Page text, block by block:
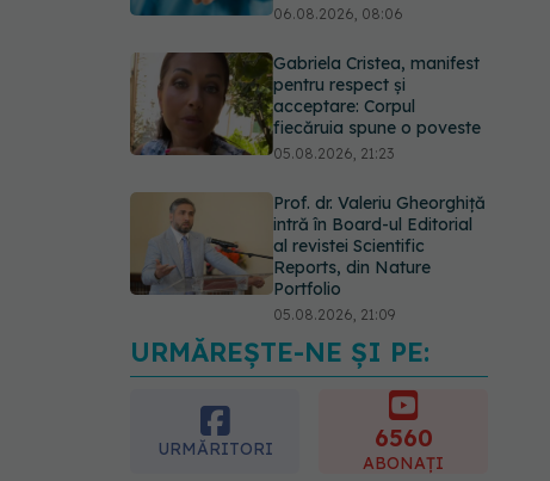
06.08.2026, 08:06
Gabriela Cristea, manifest
pentru respect și
acceptare: Corpul
fiecăruia spune o poveste
05.08.2026, 21:23
Prof. dr. Valeriu Gheorghiță
intră în Board-ul Editorial
al revistei Scientific
Reports, din Nature
Portfolio
05.08.2026, 21:09
EXCLUSIV Tratamentul
modern al cancerelor
ginecologice. Dr. Sorin
Bogdan (SANADOR), la
DC Medical și DC News
URMĂREȘTE-NE ȘI PE:
URMĂRITORI 6560
ABONAȚI